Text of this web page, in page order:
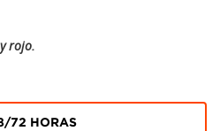
rojo.
72 HORAS